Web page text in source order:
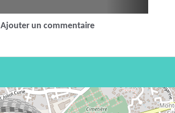
Ajouter un commentaire